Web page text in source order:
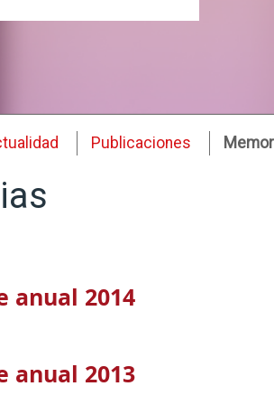
Publicaciones
anual 2014
anual 2013